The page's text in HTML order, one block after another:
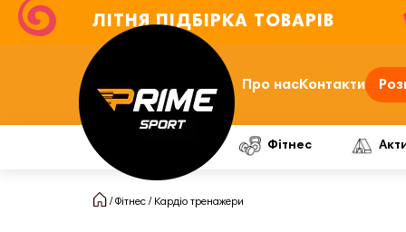
ЛІТНЯ ПІДБІРКА ТОВАРІВ
Про насКонтакти
Фітнес
Фітнес Кардіо тренажери